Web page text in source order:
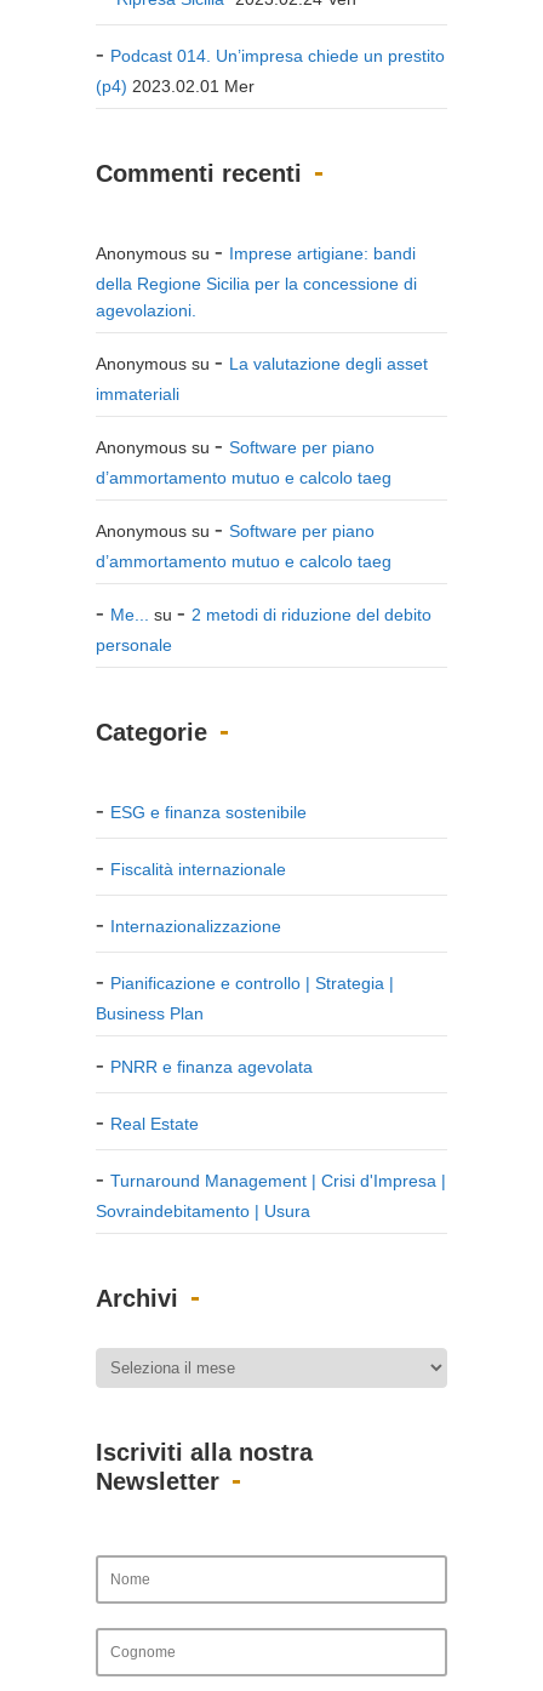
Podcast 014. Un’impresa chiede un prestito
(p4) 2023.02.01 Mer
Commenti recenti
Anonymous su
Imprese artigiane: bandi
della Regione Sicilia per la concessione di
agevolazioni.
Anonymous su
La valutazione degli asset
immateriali
Anonymous su
Software per piano
d’ammortamento mutuo e calcolo taeg
Anonymous su
Software per piano
d’ammortamento mutuo e calcolo taeg
Me... su
2 metodi di riduzione del debito
personale
Categorie
ESG e finanza sostenibile
Fiscalità internazionale
Internazionalizzazione
Pianificazione e controllo | Strategia |
Business Plan
PNRR e finanza agevolata
Real Estate
Turnaround Management | Crisi d'Impresa |
Sovraindebitamento | Usura
Archivi
Iscriviti alla nostra
Newsletter